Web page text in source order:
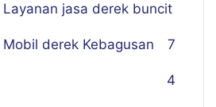
jasa derek buncit
7
derek Kebagusan
4